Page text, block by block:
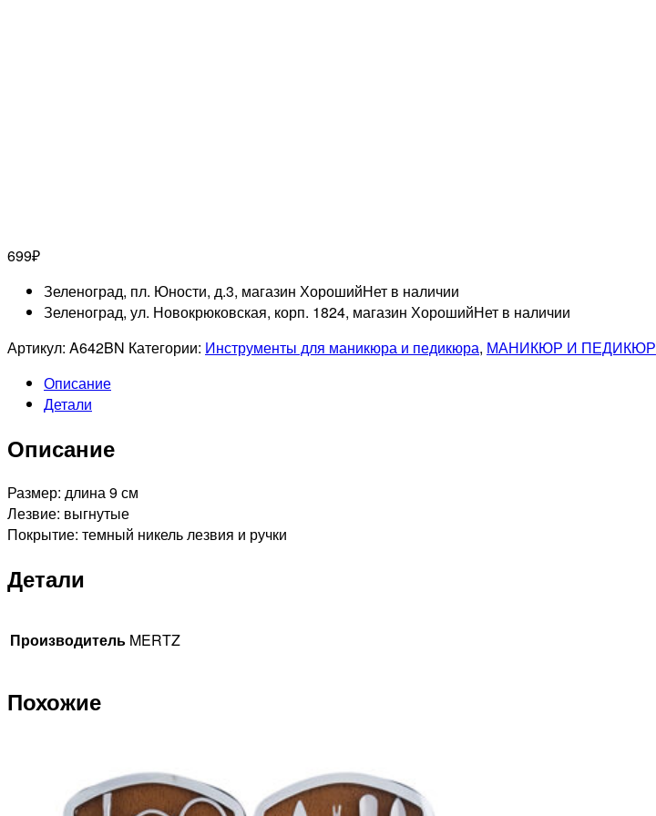
699₽
Зеленоград, пл. Юности, д.3, магазин ХорошийНет в наличии
Зеленоград, ул. Новокрюковская, корп. 1824, магазин ХорошийНет в наличии
Артикул: A642BN Категории: Инструменты для маникюра и педикюра, МАНИКЮР И ПЕДИКЮР
Описание
Детали
Описание
Размер: длина 9 см
Лезвие: выгнутые
Покрытие: темный никель лезвия и ручки
Детали
Производитель MERTZ
Похожие